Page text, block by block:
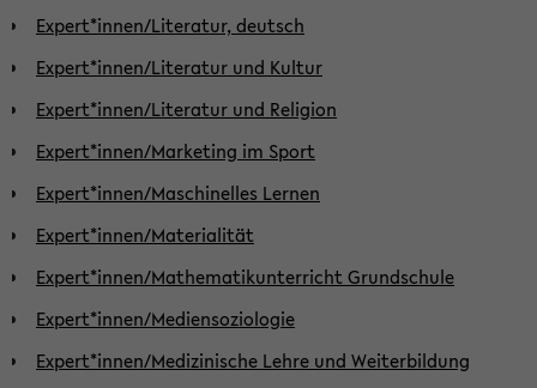
Expert*innen/Literatur, deutsch
Expert*innen/Literatur und Kultur
Expert*innen/Literatur und Religion
Expert*innen/Marketing im Sport
Expert*innen/Maschinelles Lernen
Expert*innen/Materialität
Expert*innen/Mathematikunterricht Grundschule
Expert*innen/Mediensoziologie
Expert*innen/Medizinische Lehre und Weiterbildung